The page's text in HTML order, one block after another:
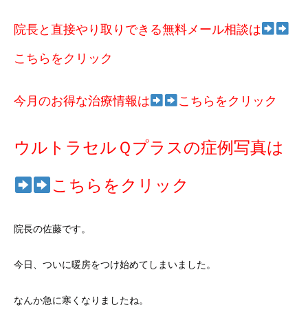
院長と直接やり取りできる無料メール相談は
こちらをクリック
今月のお得な治療情報は こちらをクリック
ウルトラセルＱプラスの症例写真は
こちらをクリック
院長の佐藤です。
今日、ついに暖房をつけ始めてしまいました。
なんか急に寒くなりましたね。